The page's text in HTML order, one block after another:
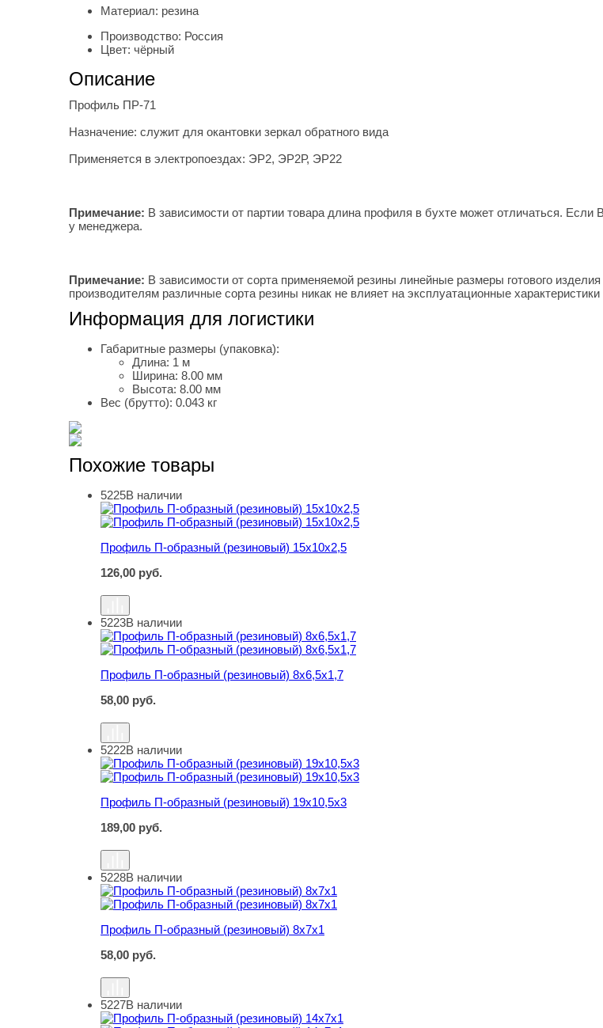
Материал: резина
Производство: Россия
Цвет: чёрный
Описание
Профиль ПР-71
Назначение: служит для окантовки зеркал обратного вида
Применяется в электропоездах: ЭР2, ЭР2Р, ЭР22
Примечание: В зависимости от партии товара длина профиля в бухте может отличаться.
у менеджера.
Примечание: В зависимости от сорта применяемой резины линейные размеры готового
производителям различные сорта резины никак не влияет на эксплуатационные
Информация для логистики
Габаритные размеры (упаковка):
Длина: 1 м
Ширина: 8.00 мм
Высота: 8.00 мм
Вес (брутто): 0.043 кг
Похожие товары
Профиль П-образный (резиновый) 15х10х2,5
5225В наличии
Профиль П-образный (резиновый) 15х10х2,5
126,00 руб.
Профиль П-образный (резиновый) 8х6,5х1,7
5223В наличии
Профиль П-образный (резиновый) 8х6,5х1,7
58,00 руб.
Профиль П-образный (резиновый) 19х10,5х3
5222В наличии
Профиль П-образный (резиновый) 19х10,5х3
189,00 руб.
Профиль П-образный (резиновый) 8х7х1
5228В наличии
Профиль П-образный (резиновый) 8х7х1
58,00 руб.
Профиль П-образный (резиновый) 14х7х1
5227В наличии